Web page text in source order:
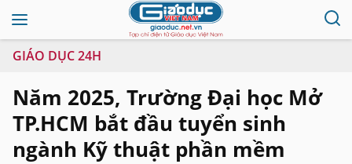
GIÁO DỤC 24H
Năm 2025, Trường Đại học Mở
TP.HCM bắt đầu tuyển sinh
ngành Kỹ thuật phần mềm